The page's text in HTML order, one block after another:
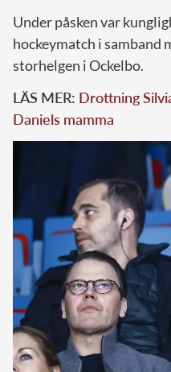
Under påsken var
hockeymatch i samband
storhelgen i Ockelbo.
LÄS MER: Drottning
Daniels mamma